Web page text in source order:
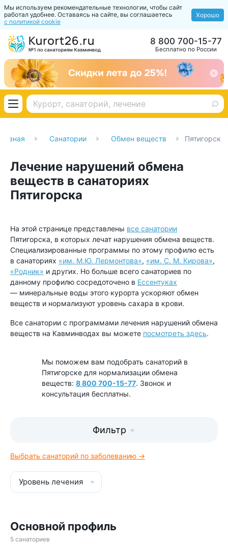
Мы используем рекомендательные технологии, чтобы сайт
работал удобнее. Оставаясь на сайте, вы соглашаетесь
с политикой cookie
Хорошо
Бесплатно по России
8 800 700-15-77
Санатории Обмен веществ Пятигорск
Лечение нарушений обмена
веществ в санаториях
Пятигорска
На этой странице представлены все санатории
Пятигорска, в которых лечат нарушения обмена веществ.
Специализированные программы по этому профилю есть
в санаториях «им. М.Ю. Лермонтова», «им. С. М. Кирова»,
«Родник» и других. Но больше всего санаториев по
данному профилю сосредоточено в Ессентуках
— минеральные воды этого курорта ускоряют обмен
веществ и нормализуют уровень сахара в крови.
Все санатории с программами лечения нарушений обмена
веществ на Кавминводах вы можете посмотреть здесь.
Мы поможем вам подобрать санаторий в
Пятигорске для нормализации обмена
веществ: 8 800 700-15-77. Звонок и
консультация бесплатны.
Фильтр
Выбрать санаторий по заболеванию →
Уровень лечения
Основной профиль
5 санаториев